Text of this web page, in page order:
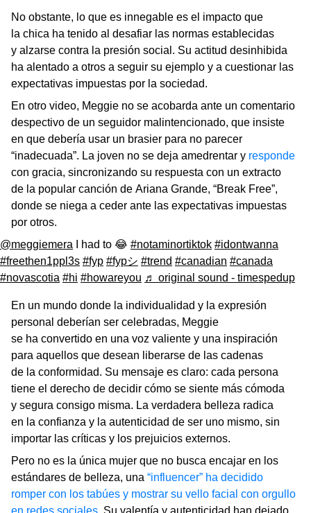
No obstante, lo que es innegable es el impacto que
la chica ha tenido al desafiar las normas establecidas
y alzarse contra la presión social. Su actitud desinhibida
ha alentado a otros a seguir su ejemplo y a cuestionar las
expectativas impuestas por la sociedad.
En otro video, Meggie no se acobarda ante un comentario
despectivo de un seguidor malintencionado, que insiste
en que debería usar un brasier para no parecer
“inadecuada”. La joven no se deja amedrentar y responde
con gracia, sincronizando su respuesta con un extracto
de la popular canción de Ariana Grande, “Break Free”,
donde se niega a ceder ante las expectativas impuestas
por otros.
@meggiemera I had to 😂 #notaminortiktok #idontwanna
#freethen1ppl3s #fyp #fypシ #trend #canadian #canada
#novascotia #hi #howareyou ♬ original sound - timespedup
En un mundo donde la individualidad y la expresión
personal deberían ser celebradas, Meggie
se ha convertido en una voz valiente y una inspiración
para aquellos que desean liberarse de las cadenas
de la conformidad. Su mensaje es claro: cada persona
tiene el derecho de decidir cómo se siente más cómoda
y segura consigo misma. La verdadera belleza radica
en la confianza y la autenticidad de ser uno mismo, sin
importar las críticas y los prejuicios externos.
Pero no es la única mujer que no busca encajar en los
estándares de belleza, una “influencer” ha decidido
romper con los tabúes y mostrar su vello facial con orgullo
en redes sociales . Su valentía y autenticidad han dejado